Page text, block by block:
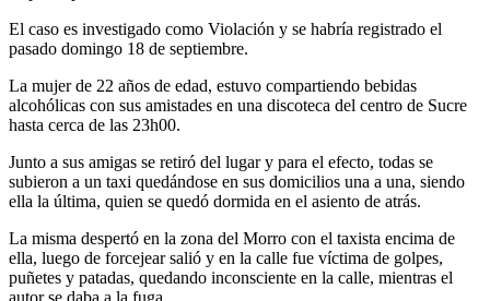
El caso es investigado como Violación y se habría registrado el
pasado domingo 18 de septiembre.
La mujer de 22 años de edad, estuvo compartiendo bebidas
alcohólicas con sus amistades en una discoteca del centro de Sucre
hasta cerca de las 23h00.
Junto a sus amigas se retiró del lugar y para el efecto, todas se
subieron a un taxi quedándose en sus domicilios una a una, siendo
ella la última, quien se quedó dormida en el asiento de atrás.
La misma despertó en la zona del Morro con el taxista encima de
ella, luego de forcejear salió y en la calle fue víctima de golpes,
puñetes y patadas, quedando inconsciente en la calle, mientras el